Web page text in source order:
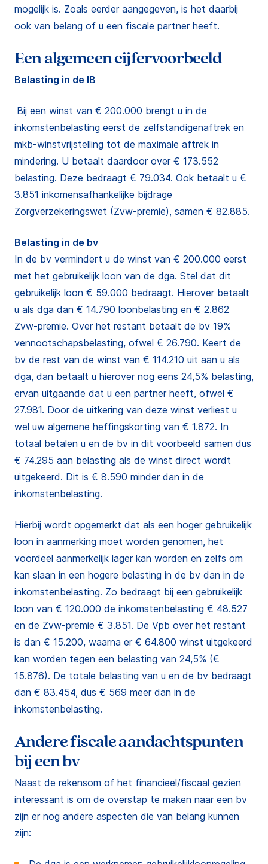
mogelijk is. Zoals eerder aangegeven, is het daarbij
ook van belang of u een fiscale partner heeft.
Een algemeen cijfervoorbeeld
Belasting in de IB
Bij een winst van € 200.000 brengt u in de
inkomstenbelasting eerst de zelfstandigenaftrek en
mkb-winstvrijstelling tot de maximale aftrek in
mindering. U betaalt daardoor over € 173.552
belasting. Deze bedraagt € 79.034. Ook betaalt u €
3.851 inkomensafhankelijke bijdrage
Zorgverzekeringswet (Zvw-premie), samen € 82.885.
Belasting in de bv
In de bv vermindert u de winst van € 200.000 eerst
met het gebruikelijk loon van de dga. Stel dat dit
gebruikelijk loon € 59.000 bedraagt. Hierover betaalt
u als dga dan € 14.790 loonbelasting en € 2.862
Zvw-premie. Over het restant betaalt de bv 19%
vennootschapsbelasting, ofwel € 26.790. Keert de
bv de rest van de winst van € 114.210 uit aan u als
dga, dan betaalt u hierover nog eens 24,5% belasting,
ervan uitgaande dat u een partner heeft, ofwel €
27.981. Door de uitkering van deze winst verliest u
wel uw algemene heffingskorting van € 1.872. In
totaal betalen u en de bv in dit voorbeeld samen dus
€ 74.295 aan belasting als de winst direct wordt
uitgekeerd. Dit is € 8.590 minder dan in de
inkomstenbelasting.
Hierbij wordt opgemerkt dat als een hoger gebruikelijk
loon in aanmerking moet worden genomen, het
voordeel aanmerkelijk lager kan worden en zelfs om
kan slaan in een hogere belasting in de bv dan in de
inkomstenbelasting. Zo bedraagt bij een gebruikelijk
loon van € 120.000 de inkomstenbelasting € 48.527
en de Zvw-premie € 3.851. De Vpb over het restant
is dan € 15.200, waarna er € 64.800 winst uitgekeerd
kan worden tegen een belasting van 24,5% (€
15.876). De totale belasting van u en de bv bedraagt
dan € 83.454, dus € 569 meer dan in de
inkomstenbelasting.
Andere fiscale aandachtspunten
bij een bv
Naast de rekensom of het financieel/fiscaal gezien
interessant is om de overstap te maken naar een bv
zijn er nog andere aspecten die van belang kunnen
zijn: